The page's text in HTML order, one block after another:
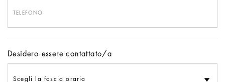
Desidero essere contattato/a